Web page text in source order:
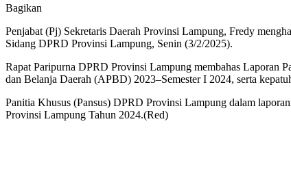
Bagikan
Penjabat (Pj) Sekretaris Daerah Provinsi Lampung, Fredy
Sidang DPRD Provinsi Lampung, Senin (3/2/2025).
Rapat Paripurna DPRD Provinsi Lampung membahas Laporan
dan Belanja Daerah (APBD) 2023–Semester I 2024, serta
Panitia Khusus (Pansus) DPRD Provinsi Lampung dalam
Provinsi Lampung Tahun 2024.(Red)